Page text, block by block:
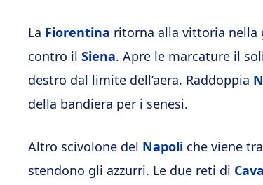
La Fiorentina ritorna alla vittoria nella
contro il Siena. Apre le marcature il
destro dal limite dell’aera. Raddoppia
della bandiera per i senesi.
Altro scivolone del Napoli che viene
stendono gli azzurri. Le due reti di